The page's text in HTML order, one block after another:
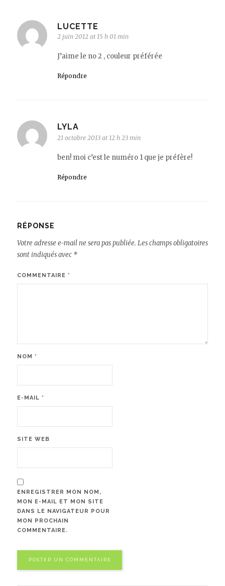
LUCETTE
2 juin 2012 at 15 h 01 min
J’aime le no 2 , couleur préférée
Répondre
LYLA
21 octobre 2013 at 12 h 23 min
ben! moi c’est le numéro 1 que je préfère!
Répondre
RÉPONSE
Votre adresse e-mail ne sera pas publiée. Les champs obligatoires
sont indiqués avec *
COMMENTAIRE *
NOM *
E-MAIL *
SITE WEB
ENREGISTRER MON NOM,
MON E-MAIL ET MON SITE
DANS LE NAVIGATEUR POUR
MON PROCHAIN
COMMENTAIRE.